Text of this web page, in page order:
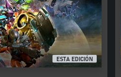
ESTA EDICIÓN